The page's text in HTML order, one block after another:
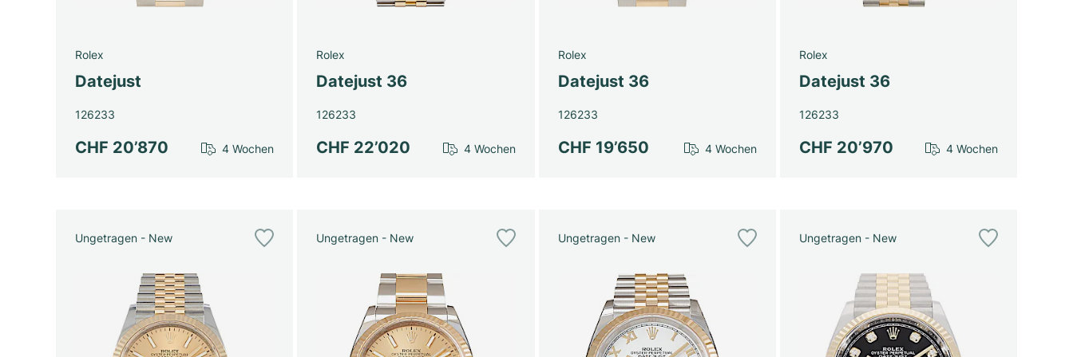
Rolex
Datejust
126233
CHF 20’870 4 Wochen
Rolex
Datejust 36
126233
CHF 22’020 4 Wochen
Rolex
Datejust 36
126233
CHF 19’650 4 Wochen
Rolex
Datejust 36
126233
CHF 20’970 4 Wochen
Ungetragen - New Ungetragen - New Ungetragen - New Ungetragen - New